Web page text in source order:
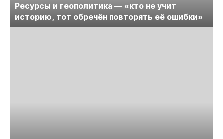
Ресурсы и геополитика — «кто не учит
историю, тот обречён повторять её ошибки»